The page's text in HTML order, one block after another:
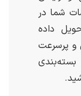
شما در
داده
و پرسرعت
بسته‌بندی